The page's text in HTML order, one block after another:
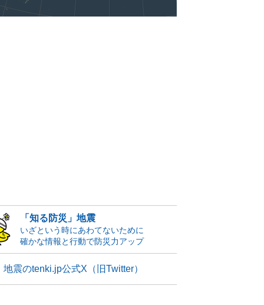
「知る防災」地震
いざという時にあわてないために
確かな情報と行動で防災力アップ
地震のtenki.jp公式X（旧Twitter）